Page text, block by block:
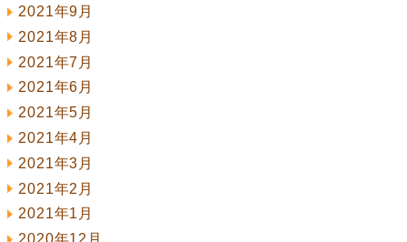
2021年9月
2021年8月
2021年7月
2021年6月
2021年5月
2021年4月
2021年3月
2021年2月
2021年1月
2020年12月